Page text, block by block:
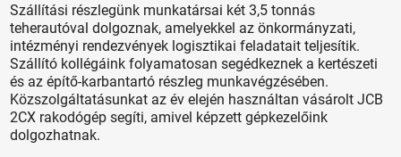
Szállítási részlegünk munkatársai két 3,5 tonnás
teherautóval dolgoznak, amelyekkel az önkormányzati,
intézményi rendezvények logisztikai feladatait teljesítik.
Szállító kollégáink folyamatosan segédkeznek a kertészeti
és az építő-karbantartó részleg munkavégzésében.
Közszolgáltatásunkat az év elején használtan vásárolt JCB
2CX rakodógép segíti, amivel képzett gépkezelőink
dolgozhatnak.